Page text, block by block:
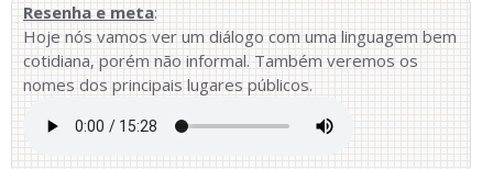
Resenha e meta:
Hoje nós vamos ver um diálogo com uma linguagem bem
cotidiana, porém não informal. Também veremos os
nomes dos principais lugares públicos.